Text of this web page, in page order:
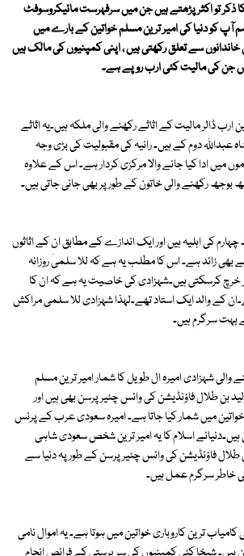
ذکر تو اکثر پڑھتے ہیں جن میں سرفہرست مائیکروسوفٹ
آپ کو دنیا کی امیر ترین مسلم خواتین کے بارے میں
سے تعلق رکھتی ہیں ، اپنی کمپنیوں کی مالک ہیں
جن کی مالیت کئی ارب روپے ہے۔
ارب ڈالر مالیت کے اثاثے رکھنے والی ملکہ ہیں۔یہ اثاثے
عبداللہ دوم کے ہیں۔ رانیہ کی مقبولیت کی بڑی وجہ
میں ادا کیا جانے والا مرکزی کردار ہے۔ اس کے علاوہ
بوجھ رکھنے والی خاتون کے طور پر بھی جانی جاتی ہیں۔
کی اہلیہ ہیں اور ایک اندازے کے مطابق ان کے اثاثوں
بھی زائد ہے۔ اس کا مطلب یہ ہے کہ للا سلمیٰ روزانہ
خرچ کرسکتی ہیں۔شہزادی کی خاصیت یہ ہے کہ ان کا
کے والد ایک استاد تھے۔لہذا شہزادی للا سلمی مراکش
بہت سرگرم ہیں۔
شہزادی امیرہ ال طویل کا شمار امیر ترین مسلم
بن طلال فاؤنڈیشن کی وائس چئیرپرسن بھی ہیں اور
میں شمار کیا جاتا ہے۔ امیرہ سعودی عرب کے پرنس
ہیں۔دنیائے اسلام کا یہ امیر ترین شخص سعودی شاہی
طلال فاؤنڈیشن کی وائس چئیرپرسن کے طور پہ دنیا سے
خاطر سرگرم عمل ہیں۔
ترین کاروباری خواتین میں ہوتا ہے۔ یہ اموال نامی